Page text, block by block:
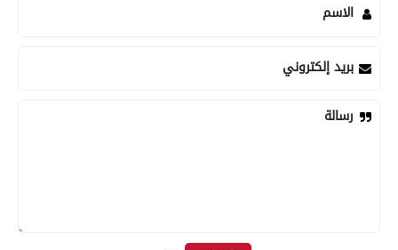
الاسم
بريد إلكتروني
رسالة